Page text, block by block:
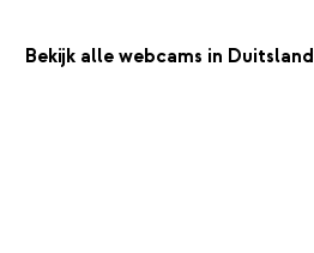
Bekijk alle webcams in Duitsland